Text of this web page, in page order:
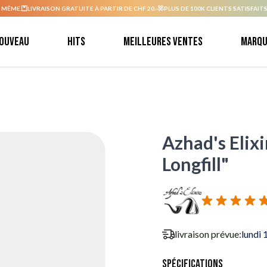
LIVRAISON GRATUITE À PARTIR DE CHF 20.- PLUS DE 100K CLIENTS SATISFAITS.
Hits Meilleures ventes
Azhad's
Longfill"
livraison prévue:lundi
Spécifications